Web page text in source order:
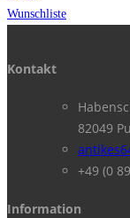
Wunschliste
Kontakt
82049
+49 (0
Information